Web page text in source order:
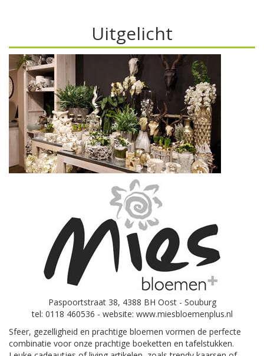
Uitgelicht
Paspoortstraat 38, 4388 BH Oost - Souburg
tel: 0118 460536 - website: www.miesbloemenplus.nl
Sfeer, gezelligheid en prachtige bloemen vormen de perfecte
combinatie voor onze prachtige boeketten en tafelstukken.